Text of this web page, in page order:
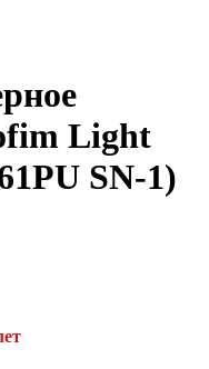
Light
SN-1)